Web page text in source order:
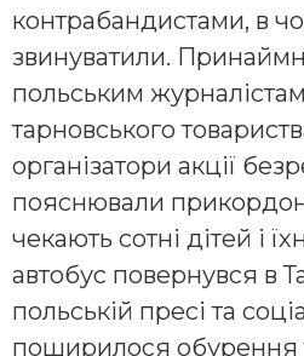
контрабандистами, в
звинуватили.
польським
тарновського
організатори акції
пояснювали
чекають сотні дітей і
автобус повернувся в
польській пресі та
поширилося обурення